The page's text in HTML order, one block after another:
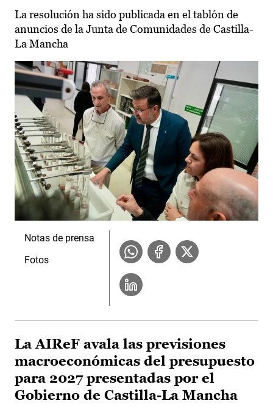
La resolución ha sido publicada en el tablón de
anuncios de la Junta de Comunidades de Castilla-
La Mancha
Notas de prensa
Fotos
La AIReF avala las previsiones
macroeconómicas del presupuesto
para 2027 presentadas por el
Gobierno de Castilla-La Mancha